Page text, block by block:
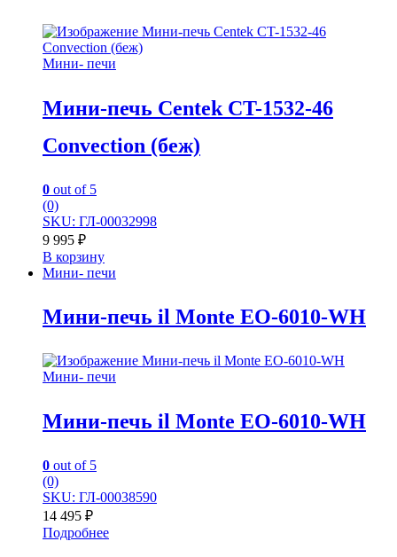
Мини- печи
Мини-печь Centek CT-1532-46
Convection (беж)
0 out of 5
(0)
SKU: ГЛ-00032998
9 995 ₽
В корзину
Мини- печи
Мини-печь il Monte EO-6010-WH
Мини- печи
Мини-печь il Monte EO-6010-WH
0 out of 5
(0)
SKU: ГЛ-00038590
14 495 ₽
Подробнее